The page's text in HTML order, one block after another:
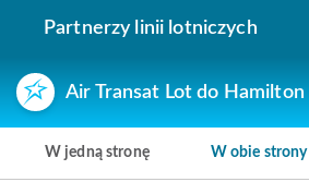
Partnerzy linii lotniczych
Air Transat Lot do Hamilton
W jedną stronę W obie strony